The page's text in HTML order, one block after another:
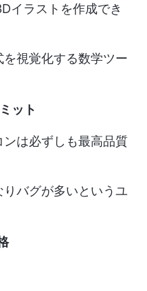
イラストを作成でき
視覚化する数学ツー
ット
は必ずしも最高品質
バグが多いというユ